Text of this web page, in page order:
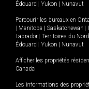
Édouard
Yukon Nunavut
Parcourir les bureaux en
Manitoba Saskatchewan
Labrador
Territoires du
Édouard
Yukon Nunavut
Afficher les propriétés
Canada
Les informations des